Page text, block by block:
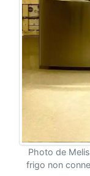
Photo de
frigo non